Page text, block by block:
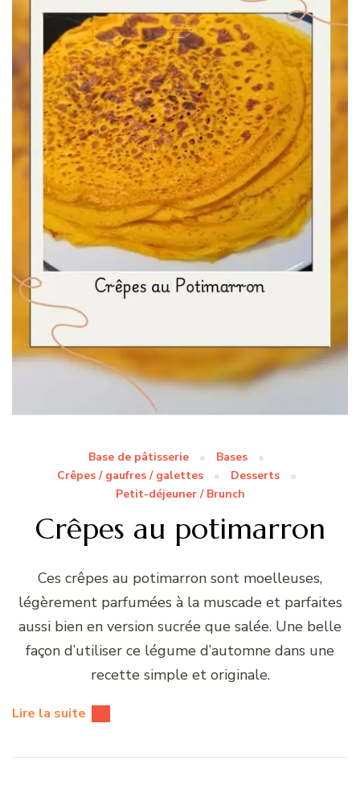
Base de pâtisserie
Bases
Crêpes / gaufres / galettes
Desserts
Petit-déjeuner / Brunch
Crêpes au potimarron
Ces crêpes au potimarron sont moelleuses,
légèrement parfumées à la muscade et parfaites
aussi bien en version sucrée que salée. Une belle
façon d’utiliser ce légume d’automne dans une
recette simple et originale.
Lire la suite